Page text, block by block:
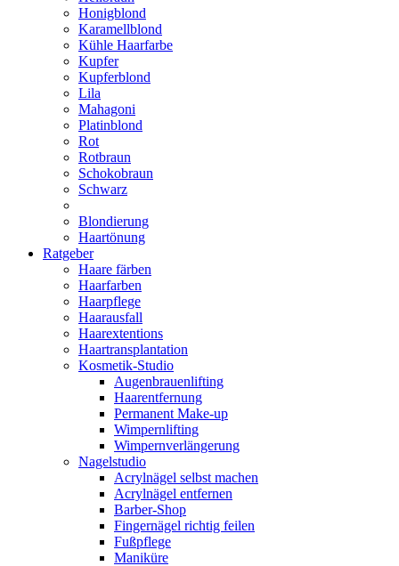
Honigblond
Karamellblond
Kühle Haarfarbe
Kupfer
Kupferblond
Lila
Mahagoni
Platinblond
Rot
Rotbraun
Schokobraun
Schwarz
Blondierung
Haartönung
Ratgeber
Haare färben
Haarfarben
Haarpflege
Haarausfall
Haarextentions
Haartransplantation
Kosmetik-Studio
Augenbrauenlifting
Haarentfernung
Permanent Make-up
Wimpernlifting
Wimpernverlängerung
Nagelstudio
Acrylnägel selbst machen
Acrylnägel entfernen
Barber-Shop
Fingernägel richtig feilen
Fußpflege
Maniküre